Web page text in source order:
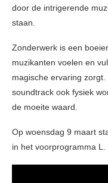
door de intrigerende
staan.
Zonderwerk is een
muzikanten voelen en
magische ervaring
soundtrack ook fysiek
de moeite waard.
Op woensdag 9 maart
in het voorprogramma L.